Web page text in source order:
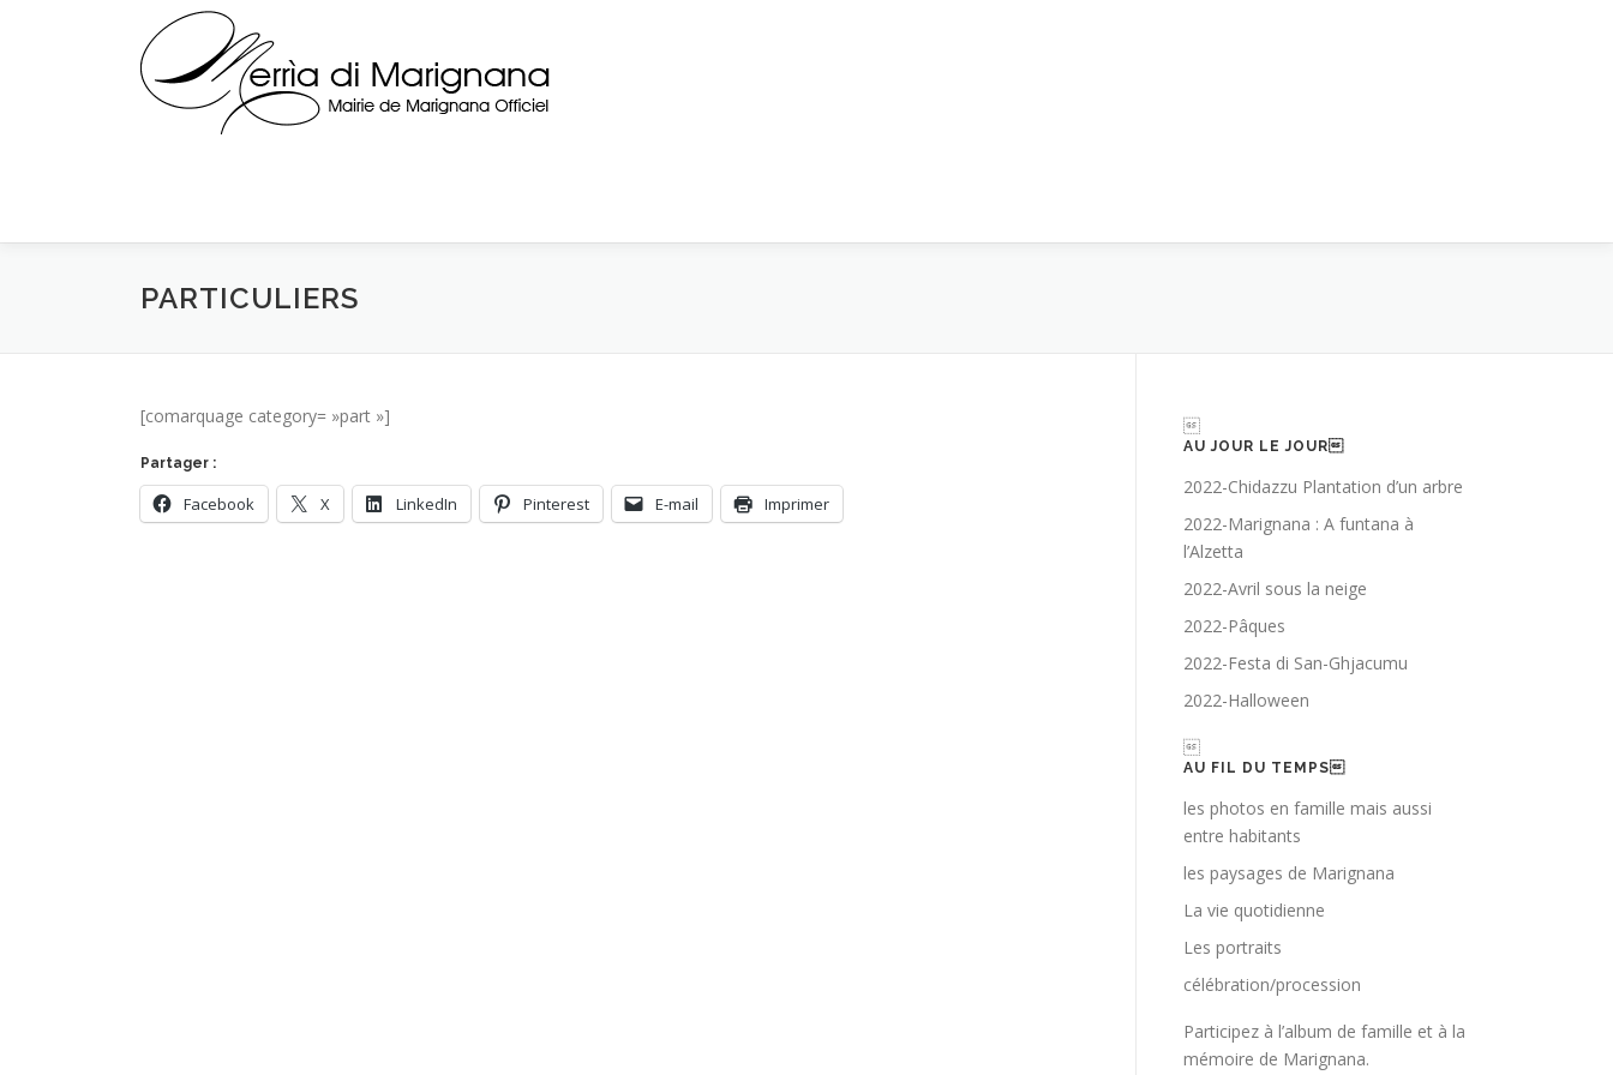
PARTICULIERS
[comarquage category= »part »]
Partager :
Facebook X LinkedIn Pinterest E-mail Imprimer
AU JOUR LE JOUR
2022-Chidazzu Plantation d’un arbre
2022-Marignana : A funtana à
l’Alzetta
2022-Avril sous la neige
2022-Pâques
2022-Festa di San-Ghjacumu
2022-Halloween
AU FIL DU TEMPS
les photos en famille mais aussi
entre habitants
les paysages de Marignana
La vie quotidienne
Les portraits
célébration/procession
Participez à l’album de famille et à la
mémoire de Marignana.